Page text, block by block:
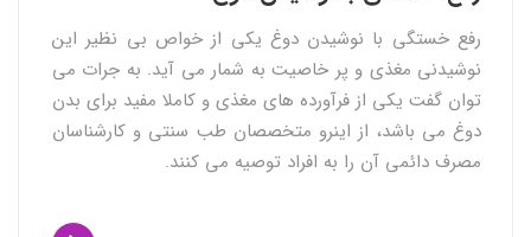
رفع خستگی با نوشیدن دوغ یکی از خواص بی نظیر این
نوشیدنی مغذی و پر خاصیت به شمار می آید. به جرات می
توان گفت یکی از فرآورده های مغذی و کاملا مفید برای بدن
دوغ می باشد، از اینرو متخصصان طب سنتی و کارشناسان
مصرف دائمی آن را به افراد توصیه می کنند.